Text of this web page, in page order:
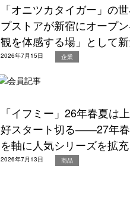
「オニツカタイガー」の
プストアが新宿にオープ
観を体感する場」として
2026年7月15日 企業
「イフミー」26年春夏は
好スタート切る――27年
を軸に人気シリーズを拡充
2026年7月13日 商品